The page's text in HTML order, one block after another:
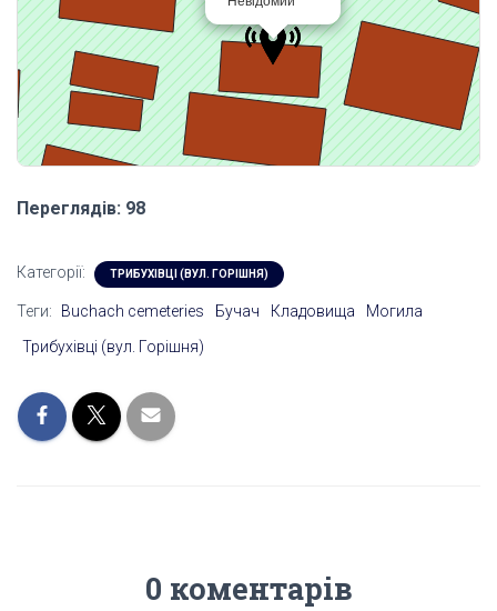
Переглядів: 98
Категорії: ТРИБУХІВЦІ (ВУЛ. ГОРІШНЯ)
Теги: Buchach cemeteries Бучач Кладовища
Могила
Трибухівці (вул. Горішня)
0 коментарів